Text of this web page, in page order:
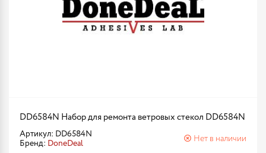
DD6584N Набор для ремонта ветровых стекол DD6584N
Артикул: DD6584N
Бренд: DoneDeal
Нет в наличии